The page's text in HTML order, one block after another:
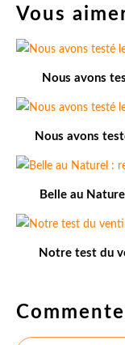
Vous
Nous avons
Nous avons
Belle au
Notre test du